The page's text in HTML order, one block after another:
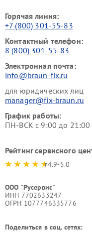
Горячая линия:
+7 (800) 301-55-83
Контактный телефон:
8 (800) 301-55-83
Электронная почта:
info@braun-fix.ru
для юридических лиц
manager@fix-braun.ru
График работы:
ПН-ВСК с 9:00 до
Рейтинг сервисного
4.9-5.0
ООО "Русервис"
ИНН 7702633247
ОГРН 1077746335776
Поделиться в соц. сетях: